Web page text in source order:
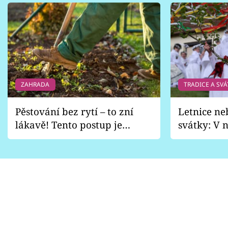
ZAHRADA
Pěstování bez rytí – to zní
lákavě! Tento postup je
vhodný jen pro některé
TRADICE A
Letnice
svátky: V
pondělí